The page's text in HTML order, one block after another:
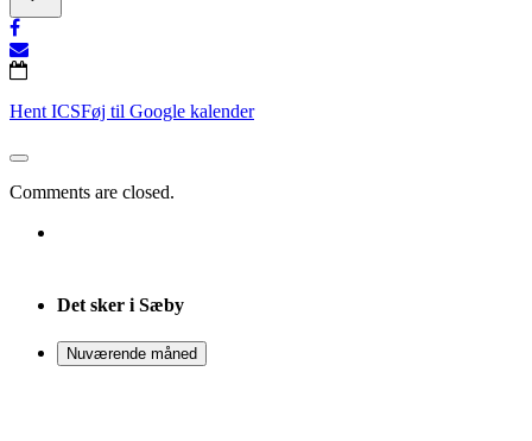
dække
konflikter
–
foredrag
Nagieb
[]
Drivkraften
bag
at
dække
konflikter
–
med
Nagieb
Hent ICSFøj til Google kalender
Comments are closed.
Det sker i Sæby
Nuværende måned